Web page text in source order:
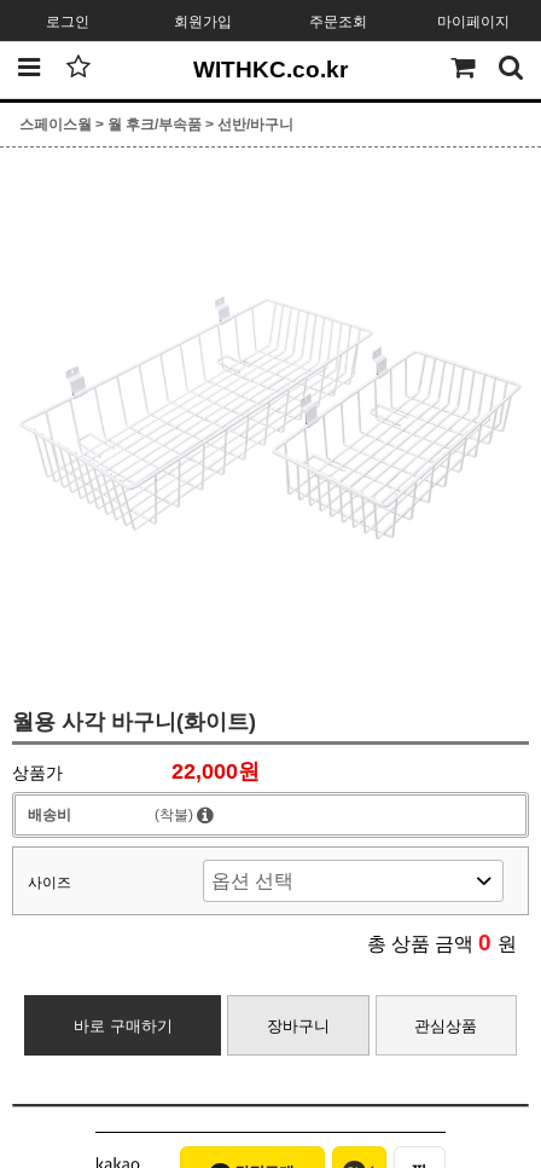
로그인 회원가입 주문조회 마이페이지
WITHKC.co.kr
스페이스월 > 월 후크/부속품 > 선반/바구니
월용 사각 바구니(화이트)
상품가 22,000원
배송비 (착불)
사이즈
총 상품 금액 0 원
바로 구매하기 장바구니 관심상품